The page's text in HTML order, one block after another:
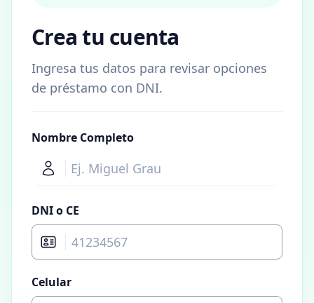
Crea tu cuenta
Ingresa tus datos para revisar opciones
de préstamo con DNI.
Nombre Completo
DNI o CE
Celular